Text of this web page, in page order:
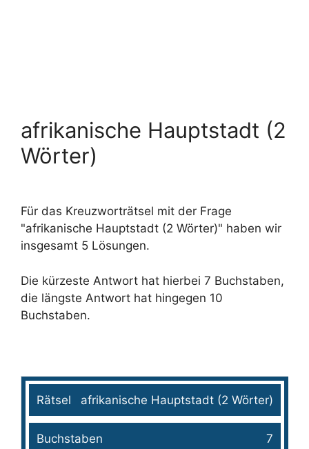
afrikanische Hauptstadt (2
Wörter)
Für das Kreuzworträtsel mit der Frage
"afrikanische Hauptstadt (2 Wörter)" haben wir
insgesamt 5 Lösungen.
Die kürzeste Antwort hat hierbei 7 Buchstaben,
die längste Antwort hat hingegen 10
Buchstaben.
Rätsel Buchstaben Lösung
afrikanische Hauptstadt (2 Wörter)
7